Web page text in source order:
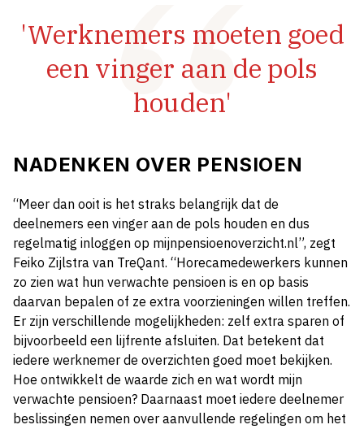
'Werknemers moeten goed
een vinger aan de pols
houden'
NADENKEN OVER PENSIOEN
“Meer dan ooit is het straks belangrijk dat de
deelnemers een vinger aan de pols houden en dus
regelmatig inloggen op mijnpensioenoverzicht.nl”, zegt
Feiko Zijlstra van TreQant. “Horecamedewerkers kunnen
zo zien wat hun verwachte pensioen is en op basis
daarvan bepalen of ze extra voorzieningen willen treffen.
Er zijn verschillende mogelijkheden: zelf extra sparen of
bijvoorbeeld een lijfrente afsluiten. Dat betekent dat
iedere werknemer de overzichten goed moet bekijken.
Hoe ontwikkelt de waarde zich en wat wordt mijn
verwachte pensioen? Daarnaast moet iedere deelnemer
beslissingen nemen over aanvullende regelingen om het